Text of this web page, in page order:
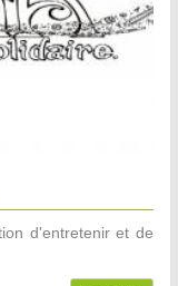
d'entretenir et de